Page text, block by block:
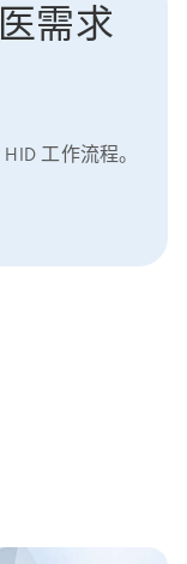
需求
工作流程。